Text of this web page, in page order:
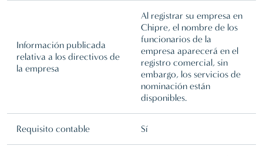
Información publicada
relativa a los directivos de
la empresa
Al registrar su empresa en
Chipre, el nombre de los
funcionarios de la
empresa aparecerá en el
registro comercial, sin
embargo, los servicios de
nominación están
disponibles.
Requisito contable Sí